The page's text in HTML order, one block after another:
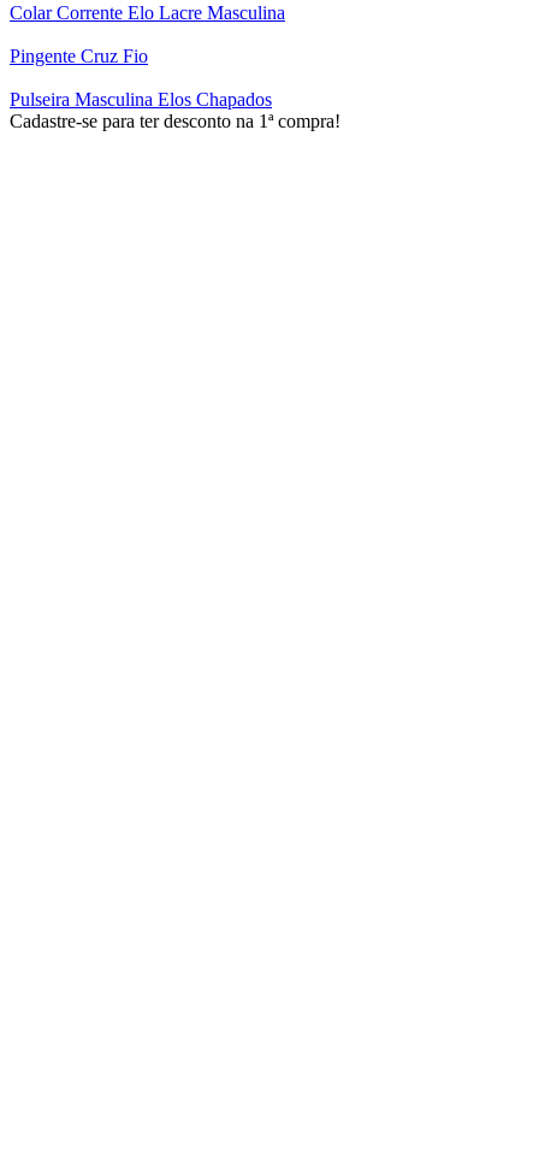
Colar Corrente Elo Lacre Masculina
Pingente Cruz Fio
Pulseira Masculina Elos Chapados
Cadastre-se para ter desconto na 1ª compra!